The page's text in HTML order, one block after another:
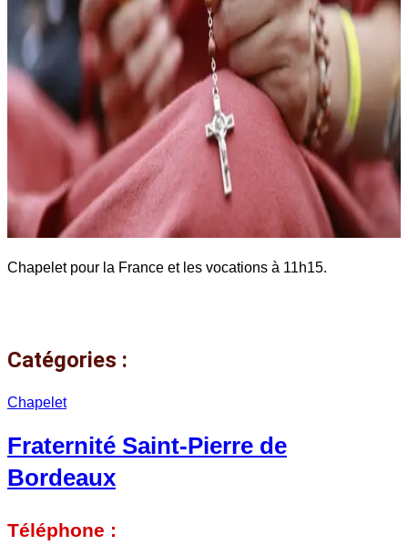
Chapelet pour la France et les vocations à 11h15.
Catégories :
Chapelet
Fraternité Saint-Pierre de
Bordeaux
Téléphone :